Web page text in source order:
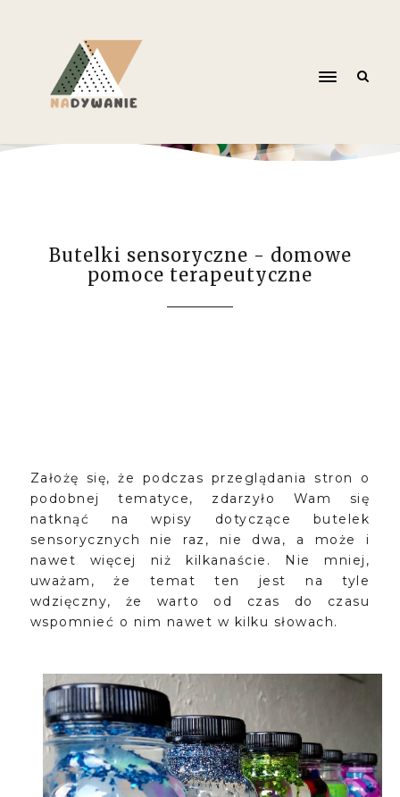
Butelki sensoryczne - domowe
pomoce terapeutyczne
Założę się, że podczas przeglądania stron o
podobnej tematyce, zdarzyło Wam się
natknąć na wpisy dotyczące butelek
sensorycznych nie raz, nie dwa, a może i
nawet więcej niż kilkanaście. Nie mniej,
uważam, że temat ten jest na tyle
wdzięczny, że warto od czas do czasu
wspomnieć o nim nawet w kilku słowach.